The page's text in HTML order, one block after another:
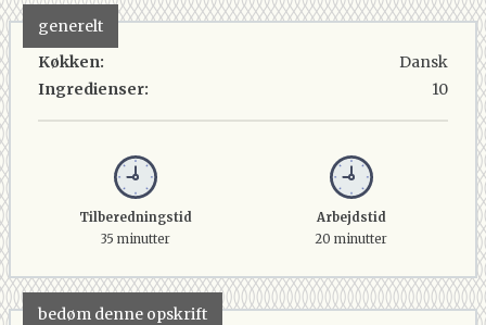
generelt
Køkken:
Ingredienser:
Dansk
10
Tilberedningstid
35 minutter
Arbejdstid
20 minutter
bedøm denne opskrift